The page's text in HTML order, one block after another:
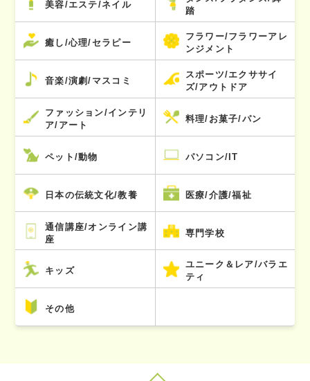
美容/エステ/ネイル
踏
癒し/心理/セラピー
フラワー/フラワーアレ
ンジメント
音楽/演劇/マスコミ
スポーツ/エクササイ
ズ/アウトドア
ファッション/インテリ
ア/アート
料理/お菓子/パン
ペット/動物 パソコン/IT
日本の伝統文化/教養 医療/介護/福祉
通信講座/オンライン講
座
専門学校
キッズ
ユニーク＆レア/バラエ
ティ
その他